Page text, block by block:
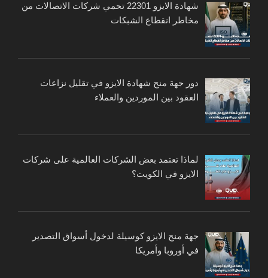
شهادة الايزو 22301 تحمي شركات الاتصالات من
مخاطر انقطاع الشبكات
دور جهة منح شهادة الايزو في تقليل نزاعات
العقود بين الموردين والعملاء
لماذا تعتمد بعض الشركات العالمية على شركات
الايزو في الكويت؟
جهة منح الايزو كوسيلة لدخول أسواق التصدير
في أوروبا وأمريكا